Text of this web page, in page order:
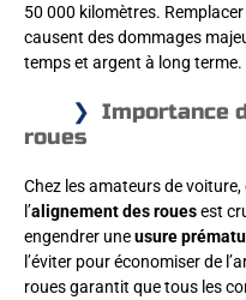
50 000 kilomètres.
causent des dommages
temps et argent à long terme.
Importance
roues
Chez les amateurs de
l’alignement des rouesest
engendrer uneusure
l’éviter pour économiser de
roues garantit que tous les